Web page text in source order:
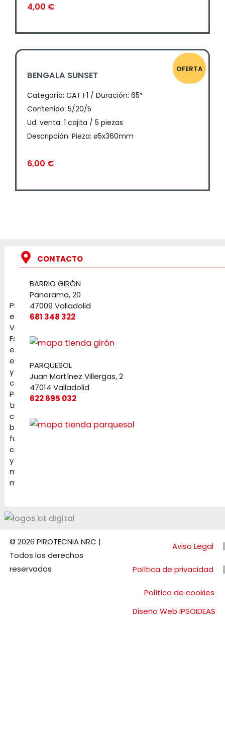
4,00 €
OFERTA
BENGALA SUNSET
Categoría: CAT F1 / Duración: 65″
Contenido: 5/20/5
Ud. venta: 1 cajita / 5 piezas
Descripción: Pieza: ø5x360mm
6,00 €
Pirotecnia
en
Valladolid.
Especialistas
en
eventos
y
celebraciones.
Petardos,
tracas,
cochetes,
baterías,
fuentes,
candelas
y
mucho
más
CONTACTO
BARRIO GIRÓN
Panorama, 20
47009 Valladolid
681 348 322
PARQUESOL
Juan Martínez Villergas, 2
47014 Valladolid
622 695 032
© 2026 PIROTECNIA NRC |
Todos los derechos
reservados
Aviso Legal
Política de privacidad
Política de cookies
Diseño Web IPSOIDEAS